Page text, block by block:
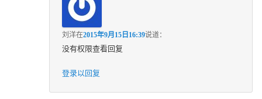
刘洋在2015年9月15日16:39说道：
没有权限查看回复
登录以回复